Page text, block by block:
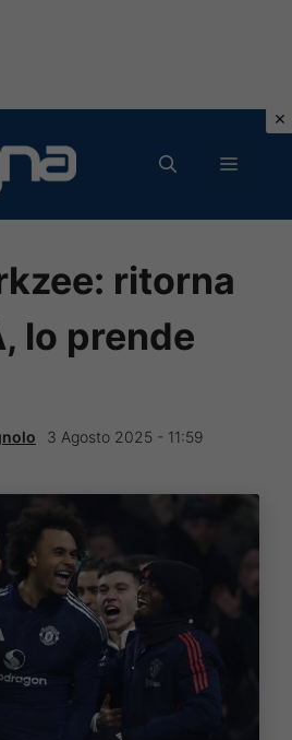
MENU
ritorna
lo prende
3 Agosto 2025 - 11:59